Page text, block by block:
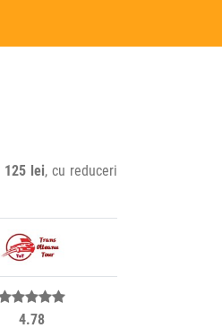
125 lei, cu reduceri
4.78